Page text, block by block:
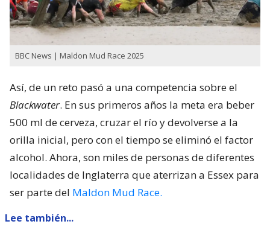
BBC News | Maldon Mud Race 2025
Así, de un reto pasó a una competencia sobre el
Blackwater. En sus primeros años la meta era beber
500 ml de cerveza, cruzar el río y devolverse a la
orilla inicial, pero con el tiempo se eliminó el factor
alcohol. Ahora, son miles de personas de diferentes
localidades de Inglaterra que aterrizan a Essex para
ser parte del Maldon Mud Race.
Lee también...